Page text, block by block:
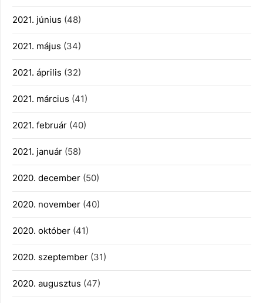
2021. június (48)
2021. május (34)
2021. április (32)
2021. március (41)
2021. február (40)
2021. január (58)
2020. december (50)
2020. november (40)
2020. október (41)
2020. szeptember (31)
2020. augusztus (47)